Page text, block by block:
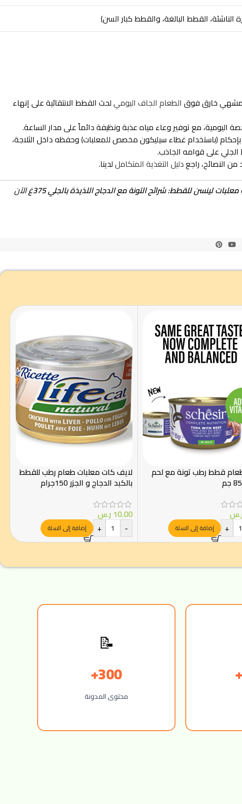
القطط البالغة، والقطط كبار السن)
ومشهي خارق فوق الطعام الجاف اليوميلحث القطط الانتقائية على إنهاء
اليومية، مع توفير وعاء مياه عذبة ونظيفة دائماً على مدار الساعة.
(باستخدام غطاء سيليكون مخصص للمعلبات) وحفظه داخل الثلاجة،
من النصائح، راجعدليل التغذية المتكامللدينا.
معلبات لينسن للقطط: شرائح التونة مع الدجاج اللذيذة بالجلي 375غ
الآن
قطط رطب تونة مع لحم
+ إضافة إلى السلة
لايف كات معلبات طعام رطب للقطط
بالكبد الدجاج و الجزر 150جرام
10.00 ر.س
-
+ إضافة إلى السلة
📝
300+
محتوى المدونة